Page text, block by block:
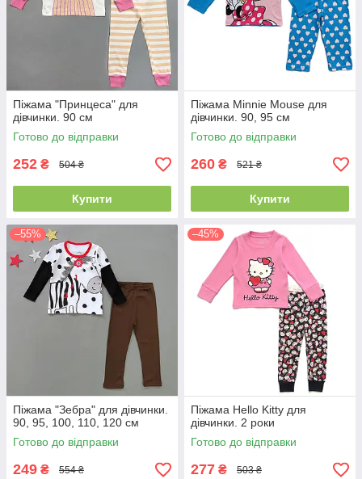
Піжама "Принцеса" для
дівчинки. 90 см
Готово до відправки
252 ₴ 504 ₴
Купити
Піжама Minnie Mouse для
дівчинки. 90, 95 см
Готово до відправки
260 ₴ 521 ₴
Купити
–55%
Піжама "Зебра" для дівчинки.
90, 95, 100, 110, 120 см
Готово до відправки
249 ₴ 554 ₴
–45%
Піжама Hello Kitty для
дівчинки. 2 роки
Готово до відправки
277 ₴ 503 ₴